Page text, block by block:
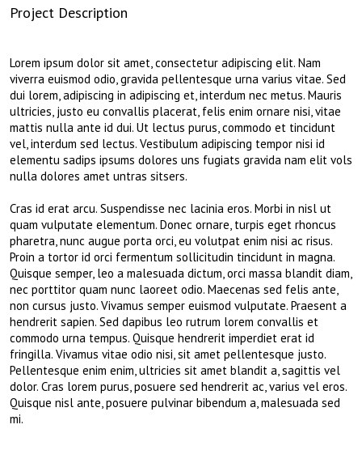
Project Description
Lorem ipsum dolor sit amet, consectetur adipiscing elit. Nam
viverra euismod odio, gravida pellentesque urna varius vitae. Sed
dui lorem, adipiscing in adipiscing et, interdum nec metus. Mauris
ultricies, justo eu convallis placerat, felis enim ornare nisi, vitae
mattis nulla ante id dui. Ut lectus purus, commodo et tincidunt
vel, interdum sed lectus. Vestibulum adipiscing tempor nisi id
elementu sadips ipsums dolores uns fugiats gravida nam elit vols
nulla dolores amet untras sitsers.
Cras id erat arcu. Suspendisse nec lacinia eros. Morbi in nisl ut
quam vulputate elementum. Donec ornare, turpis eget rhoncus
pharetra, nunc augue porta orci, eu volutpat enim nisi ac risus.
Proin a tortor id orci fermentum sollicitudin tincidunt in magna.
Quisque semper, leo a malesuada dictum, orci massa blandit diam,
nec porttitor quam nunc laoreet odio. Maecenas sed felis ante,
non cursus justo. Vivamus semper euismod vulputate. Praesent a
hendrerit sapien. Sed dapibus leo rutrum lorem convallis et
commodo urna tempus. Quisque hendrerit imperdiet erat id
fringilla. Vivamus vitae odio nisi, sit amet pellentesque justo.
Pellentesque enim enim, ultricies sit amet blandit a, sagittis vel
dolor. Cras lorem purus, posuere sed hendrerit ac, varius vel eros.
Quisque nisl ante, posuere pulvinar bibendum a, malesuada sed
mi.